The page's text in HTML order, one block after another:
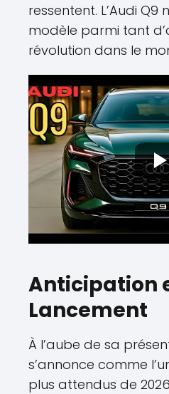
ressentent. L’Audi Q9
modèle parmi tant
révolution dans le
Anticipation
Lancement
À l’aube de sa
s’annonce comme
plus attendus de